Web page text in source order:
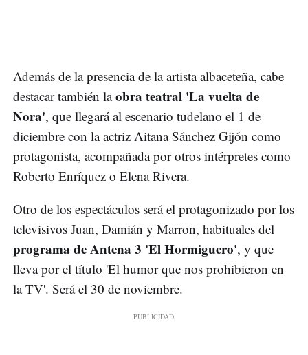
Además de la presencia de la artista albaceteña, cabe
destacar también laobra teatral 'La vuelta de
Nora', que llegará al escenario tudelano el 1 de
diciembre con la actriz Aitana Sánchez Gijón como
protagonista, acompañada por otros intérpretes como
Roberto Enríquez o Elena Rivera.
Otro de los espectáculos será el protagonizado por los
televisivos Juan, Damián y Marron, habituales del
programa de Antena 3 'El Hormiguero', y que
lleva por el título 'El humor que nos prohibieron en
la TV'. Será el 30 de noviembre.